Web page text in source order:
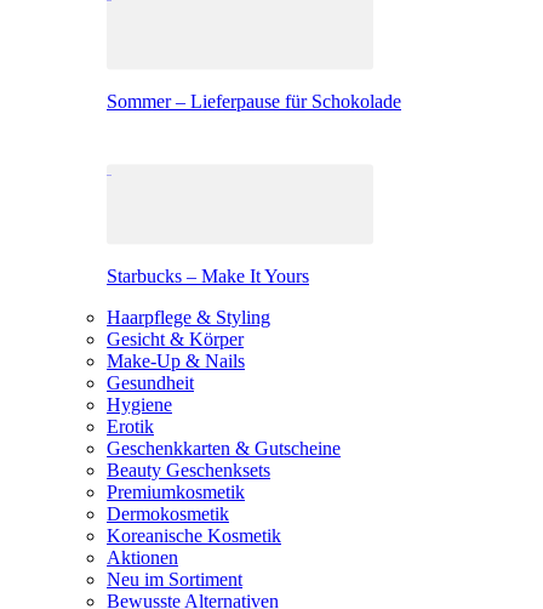
Sommer – Lieferpause für Schokolade
Starbucks – Make It Yours
Haarpflege & Styling
Gesicht & Körper
Make-Up & Nails
Gesundheit
Hygiene
Erotik
Geschenkkarten & Gutscheine
Beauty Geschenksets
Premiumkosmetik
Dermokosmetik
Koreanische Kosmetik
Aktionen
Neu im Sortiment
Bewusste Alternativen